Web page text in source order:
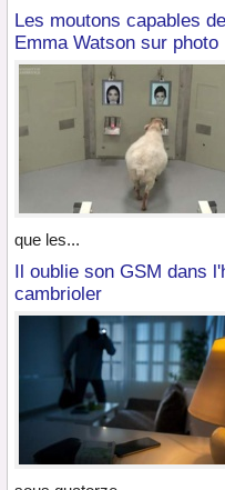
Les moutons capables
Emma Watson sur photo
que les...
Il oublie son GSM dans
cambrioler